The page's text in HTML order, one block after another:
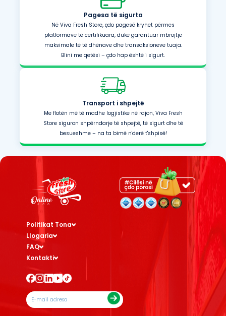
Pagesa të sigurta
Në Viva Fresh Store, çdo pagesë kryhet përmes
platformave të certifikuara, duke garantuar mbrojtje
maksimale të të dhënave dhe transaksioneve tuaja.
Blini me qetësi – çdo hap është i sigurt.
Transport i shpejtë
Me flotën më të madhe logjistike në rajon, Viva Fresh
Store siguron shpërndarje të shpejtë, të sigurt dhe të
besueshme – na ta bimë n'derë t'shpisë!
Politikat Tona
Llogaria
FAQ
Kontakti